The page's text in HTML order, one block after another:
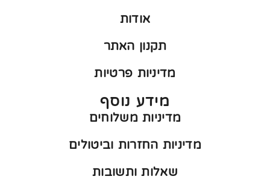
אודות
תקנון האתר
מדיניות פרטיות
מידע נוסף
מדיניות משלוחים
מדיניות החזרות וביטולים
שאלות ותשובות